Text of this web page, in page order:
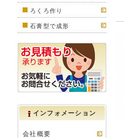
ろくろ作り
石膏型で成形
インフォメーション
会社概要